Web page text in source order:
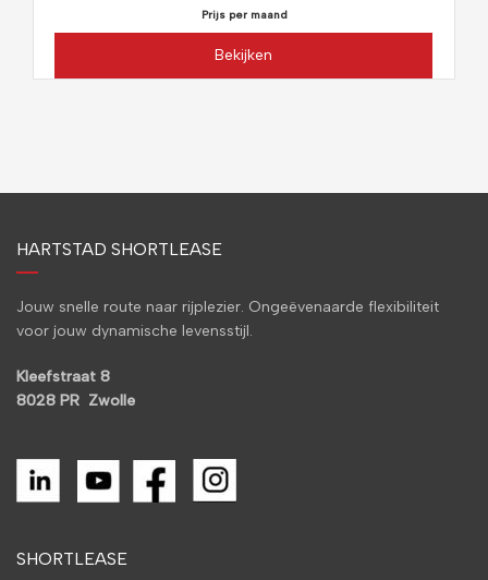
Prijs per maand
Bekijken
HARTSTAD SHORTLEASE
Jouw snelle route naar rijplezier. Ongeëvenaarde flexibiliteit
voor jouw dynamische levensstijl.
Kleefstraat 8
8028 PR Zwolle
SHORTLEASE